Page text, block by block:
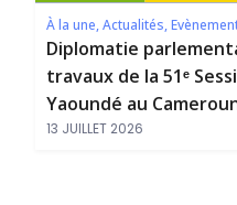
À la une,Actualités,
Diplomatie
travaux de la 51ᵉ
Yaoundé au
13 JUILLET 2026